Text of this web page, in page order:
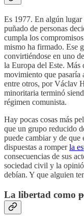
Es 1977. En algún
puñado de personas
cumpla los
mismo ha firmado. Ese
convirtiéndose en uno
la Europa del Este. Más
movimiento que pasaría
entre otros, por Václav
minoritaria terminó
régimen comunista.
Hay pocas cosas más
que un grupo reducido
puede cambiar y de que
dispuestas a romperla
consecuencias de sus
sociedad civil y la
debían. Y que alguien
La libertad como